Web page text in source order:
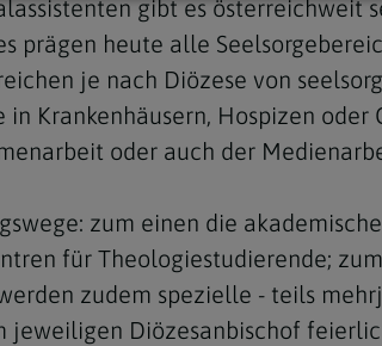
gibt es österreichweit
prägen heute alle
je nach Diözese von
Krankenhäusern, Hospizen
oder auch der
zum einen die
für Theologiestudierende;
zudem spezielle - teils
Diözesanbischof